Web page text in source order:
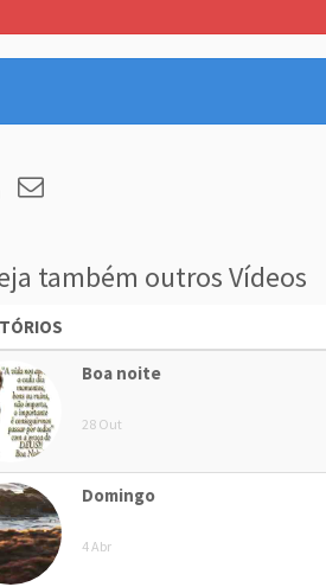
também outros Vídeos
Boa noite
28 Out
Domingo
4 Abr